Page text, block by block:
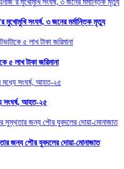
মুখোমুখি সংঘর্ষ, ৩ জনের মর্মান্তিক মৃত্যু
৫ লাখ টাকা জরিমানা
সংঘর্ষ, আহত-২৫
জন্য পৌর যুবদলের দোয়া-মোনাজাত